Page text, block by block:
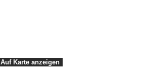
Auf Karte anzeigen